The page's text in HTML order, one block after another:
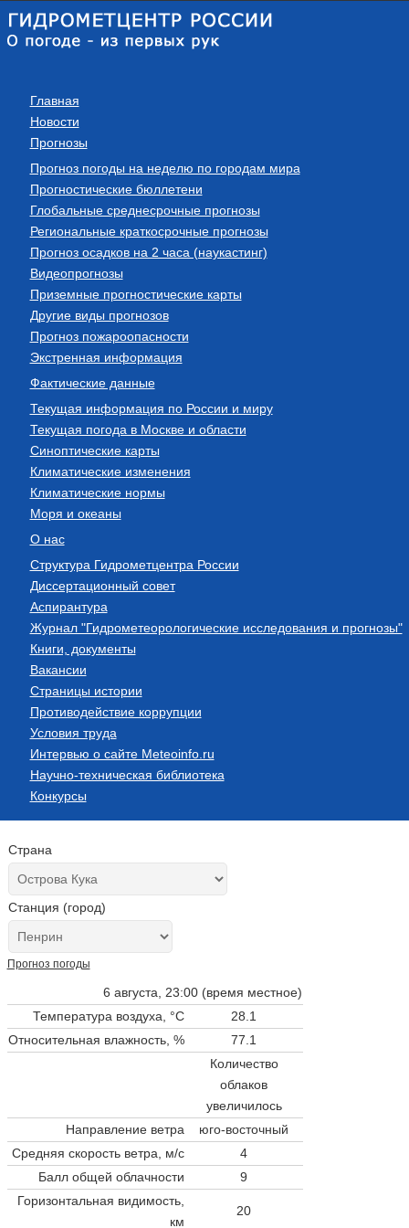
Главная
Новости
Прогнозы
Прогноз погоды на неделю по городам мира
Прогностические бюллетени
Глобальные среднесрочные прогнозы
Региональные краткосрочные прогнозы
Прогноз осадков на 2 часа (наукастинг)
Видеопрогнозы
Приземные прогностические карты
Другие виды прогнозов
Прогноз пожароопасности
Экстренная информация
Фактические данные
Текущая информация по России и миру
Текущая погода в Москве и области
Синоптические карты
Климатические изменения
Климатические нормы
Моря и океаны
О нас
Структура Гидрометцентра России
Диссертационный совет
Аспирантура
Журнал "Гидрометеорологические исследования и прогнозы"
Книги, документы
Вакансии
Страницы истории
Противодействие коррупции
Условия труда
Интервью о сайте Meteoinfo.ru
Научно-техническая библиотека
Конкурсы
Страна
Станция (город)
Прогноз погоды
6 августа, 23:00 (время местное)
Температура воздуха, °C
28.1
Относительная влажность, %
77.1
Количество
облаков
увеличилось
Направление ветра
юго-восточный
Средняя скорость ветра, м/с
4
Балл общей облачности
9
Горизонтальная видимость,
км
20